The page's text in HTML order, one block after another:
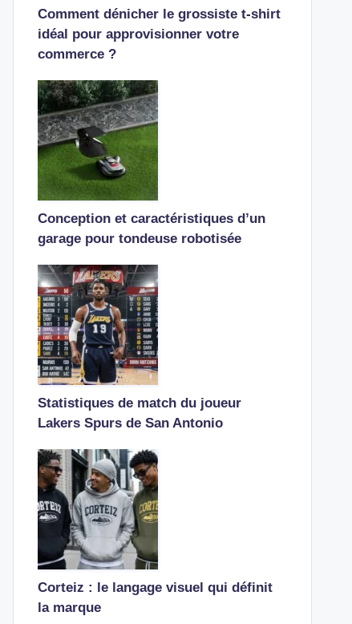
Comment dénicher le grossiste t-shirt
idéal pour approvisionner votre
commerce ?
Conception et caractéristiques d’un
garage pour tondeuse robotisée
Statistiques de match du joueur
Lakers Spurs de San Antonio
Corteiz : le langage visuel qui définit
la marque